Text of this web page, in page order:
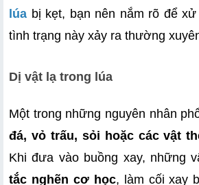
lúa bị kẹt, bạn nên nắm rõ để
tình trạng này xảy ra thường
Dị vật lạ trong lúa
Một trong những nguyên nhân
đá, vỏ trấu, sỏi hoặc các vật
Khi đưa vào buồng xay, những
tắc nghẽn cơ học, làm cối xay